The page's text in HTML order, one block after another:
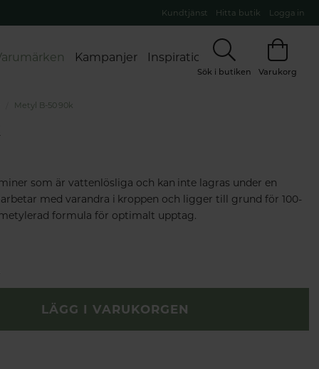
Kundtjänst Hitta butik Logga in
Kampanjer Inspiration
Sök i butiken Varukorg
Metyl B-50 90k
som är vattenlösliga och kan inte lagras under en
med varandra i kroppen och ligger till grund för 100-
formula för optimalt upptag.
LÄGG I VARUKORGEN